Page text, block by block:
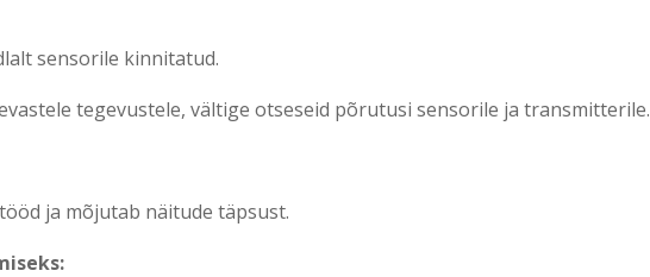
sensorile kinnitatud.
tegevustele, vältige otseseid põrutusi sensorile ja transmitterile.
ja mõjutab näitude täpsust.